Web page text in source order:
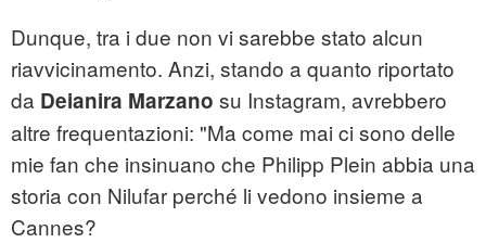
Dunque, tra i due non vi sarebbe stato alcun
riavvicinamento. Anzi, stando a quanto riportato
da Deianira Marzano su Instagram, avrebbero
altre frequentazioni: "Ma come mai ci sono delle
mie fan che insinuano che Philipp Plein abbia una
storia con Nilufar perché li vedono insieme a
Cannes?